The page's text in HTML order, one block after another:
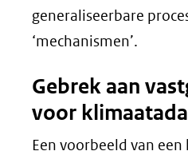
generaliseerbare
‘mechanismen’.
Gebrek aan
voor
Een voorbeeld van